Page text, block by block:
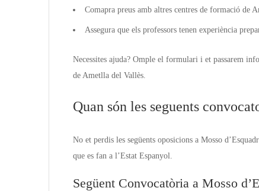
Comapra preus amb altres centres de formació de
Assegura que els professors tenen experiència
Necessites ajuda? Omple el formulari i et passarem
de Ametlla del Vallès.
Quan són les seguents
No et perdis les següents oposicions a Mosso
que es fan a l’Estat Espanyol.
Següent Convocatòria a Mosso